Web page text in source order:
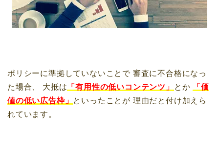
ポリシーに準拠していないことで 審査に不合格になっ
た場合、
大抵は 「有用性の低いコンテンツ」 とか
「価
値の低い広告枠」 といったことが 理由だと付け加えら
れています。